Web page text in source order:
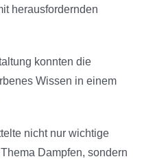
herausfordernden
konnten die
Wissen in einem
nicht nur wichtige
Dampfen, sondern